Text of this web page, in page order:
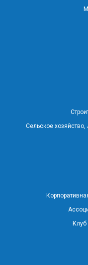
Сельское
Клуб